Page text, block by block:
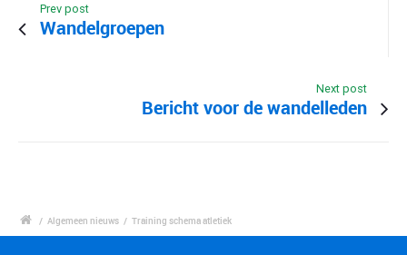
Prev post
Wandelgroepen
Next post
Bericht voor de wandelleden
/ Algemeen nieuws / Training schema atletiek